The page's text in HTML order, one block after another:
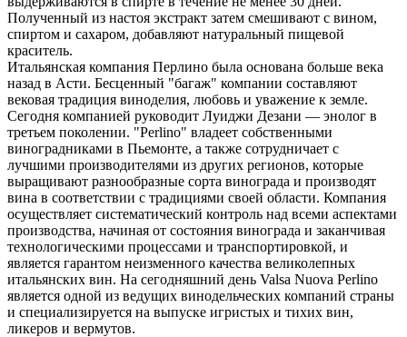
Полученный из настоя экстракт затем смешивают с вином,
спиртом и сахаром, добавляют натуральный пищевой
краситель.
Итальянская компания Перлино была основана больше века
назад в Асти. Бесценный "багаж" компании составляют
вековая традиция виноделия, любовь и уважение к земле.
Сегодня компанией руководит Луиджи Дезани — энолог в
третьем поколении. "Perlino" владеет собственными
виноградниками в Пьемонте, а также сотрудничает с
лучшими производителями из других регионов, которые
выращивают разнообразные сорта винограда и производят
вина в соответствии с традициями своей области. Компания
осуществляет систематический контроль над всеми аспектами
производства, начиная от состояния винограда и заканчивая
технологическими процессами и транспортировкой, и
является гарантом неизменного качества великолепных
итальянских вин. На сегодняшний день Valsa Nuova Perlino
является одной из ведущих винодельческих компаний страны
и специализируется на выпуске игристых и тихих вин,
ликеров и вермутов.